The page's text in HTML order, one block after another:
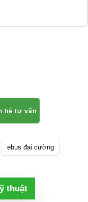
hệ tư vấn
ebus đại cường
thuật